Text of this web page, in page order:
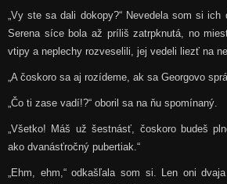
„Vy ste sa dali dokopy?“ Nevedela som si ich
Serena síce bola až príliš zatrpknutá, no
vtipy a neplechy rozveselili, jej vedeli liezť na
„A čoskoro sa aj rozídeme, ak sa Georgovo
„Čo ti zase vadí!?“ oboril sa na ňu spomínaný.
„Všetko! Máš už šestnásť, čoskoro budeš
ako dvanásťročný pubertiak.“
„Ehm, ehm,“ odkašľala som si. Len oni